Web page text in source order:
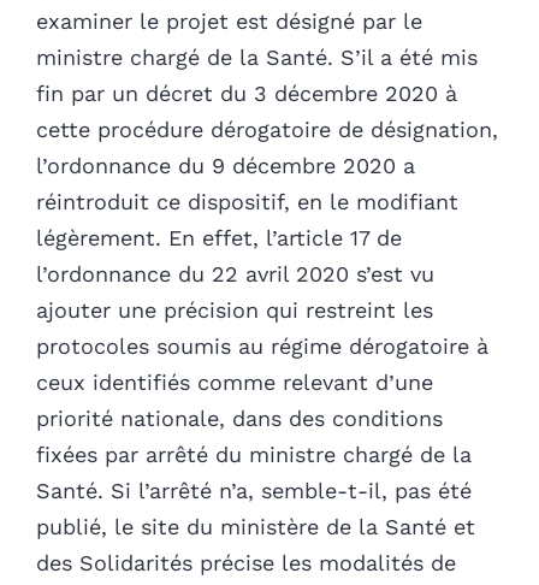
examiner le projet est désigné par le
ministre chargé de la Santé. S’il a été mis
fin par un décret du 3 décembre 2020 à
cette procédure dérogatoire de désignation,
l’ordonnance du 9 décembre 2020 a
réintroduit ce dispositif, en le modifiant
légèrement. En effet, l’article 17 de
l’ordonnance du 22 avril 2020 s’est vu
ajouter une précision qui restreint les
protocoles soumis au régime dérogatoire à
ceux identifiés comme relevant d’une
priorité nationale, dans des conditions
fixées par arrêté du ministre chargé de la
Santé. Si l’arrêté n’a, semble-t-il, pas été
publié, le site du ministère de la Santé et
des Solidarités précise les modalités de